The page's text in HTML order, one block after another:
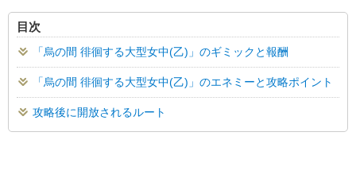
目次
「烏の間 徘徊する大型女中(乙)」のギミックと報酬
「烏の間 徘徊する大型女中(乙)」のエネミーと攻略ポイント
攻略後に開放されるルート